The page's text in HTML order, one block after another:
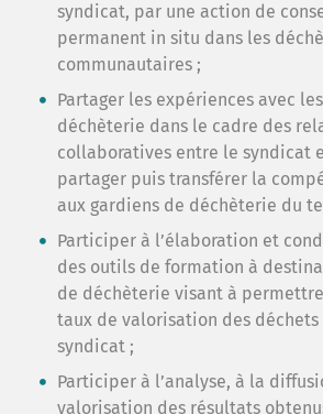
syndicat, par une action de
permanent in situ dans les
communautaires ;
Partager les expériences avec
déchèterie dans le cadre des
collaboratives entre le syndicat
partager puis transférer la
aux gardiens de déchèterie du
Participer à l’élaboration et
des outils de formation à
de déchèterie visant à
taux de valorisation des
syndicat ;
Participer à l’analyse, à la
valorisation des résultats